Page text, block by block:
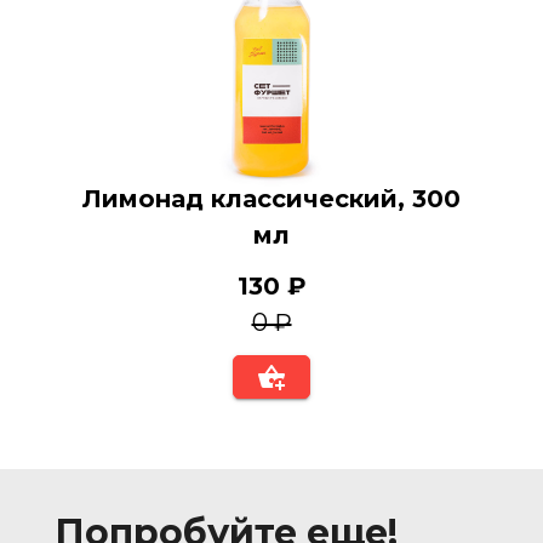
Лимонад классический, 300
мл
130 ₽
0 ₽
Попробуйте еще!